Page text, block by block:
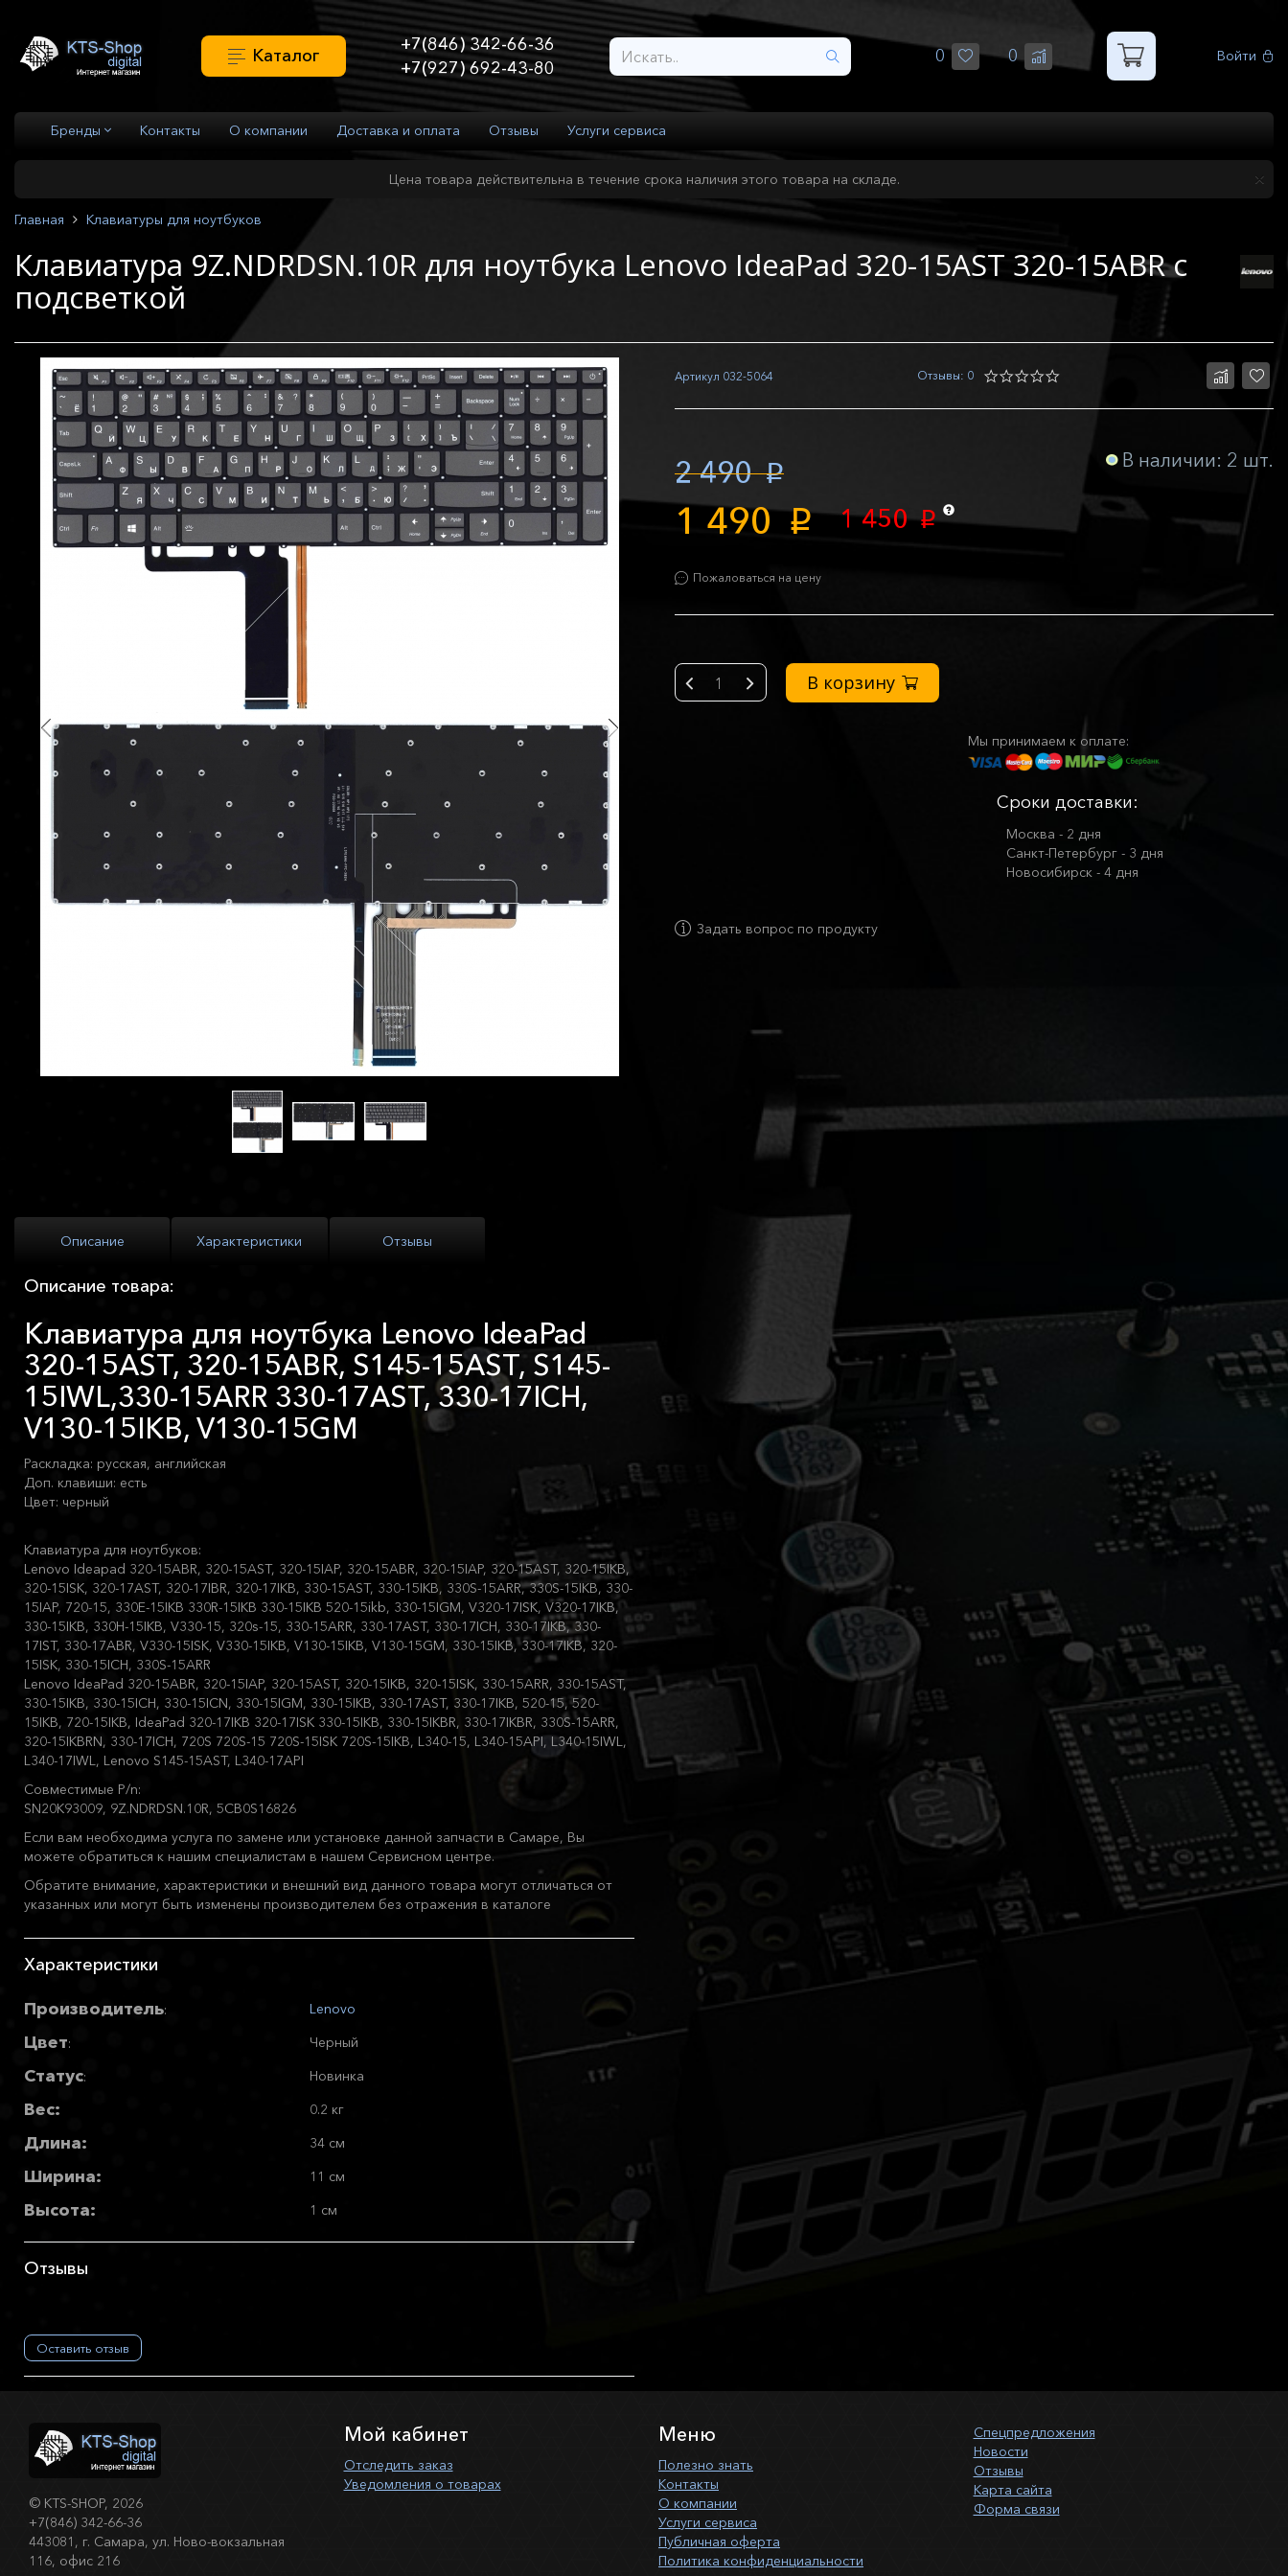
Каталог
+7(846) 342-66-36
+7(927) 692-43-80
0 0 Войти
Бренды Контакты О компании Доставка и оплата Отзывы Услуги сервиса
Цена товара действительна в течение срока наличия этого товара на складе.
Главная Клавиатуры для ноутбуков
Клавиатура 9Z.NDRDSN.10R для ноутбука Lenovo IdeaPad 320-15AST 320-15ABR с
подсветкой
Артикул 032-5064 Отзывы: 0
2 490 p
1 490 p 1 450p
Пожаловаться на цену
В наличии: 2 шт.
- + В корзину
Мы принимаем к оплате:
Сроки доставки:
Москва - 2 дня
Санкт-Петербург - 3 дня
Новосибирск - 4 дня
Задать вопрос по продукту
Описание Характеристики Отзывы
Описание товара:
Клавиатура для ноутбука Lenovo IdeaPad
320-15AST, 320-15ABR, S145-15AST, S145-
15IWL,330-15ARR 330-17AST, 330-17ICH,
V130-15IKB, V130-15GM
Раскладка: русская, английская
Доп. клавиши: есть
Цвет: черный
Клавиатура для ноутбуков:
Lenovo Ideapad 320-15ABR, 320-15AST, 320-15IAP, 320-15ABR, 320-15IAP, 320-15AST, 320-15IKB,
320-15ISK, 320-17AST, 320-17IBR, 320-17IKB, 330-15AST, 330-15IKB, 330S-15ARR, 330S-15IKB, 330-
15IAP, 720-15, 330E-15IKB 330R-15IKB 330-15IKB 520-15ikb, 330-15IGM, V320-17ISK, V320-17IKB,
330-15IKB, 330H-15IKB, V330-15, 320s-15, 330-15ARR, 330-17AST, 330-17ICH, 330-17IKB, 330-
17IST, 330-17ABR, V330-15ISK, V330-15IKB, V130-15IKB, V130-15GM, 330-15IKB, 330-17IKB, 320-
15ISK, 330-15ICH, 330S-15ARR
Lenovo IdeaPad 320-15ABR, 320-15IAP, 320-15AST, 320-15IKB, 320-15ISK, 330-15ARR, 330-15AST,
330-15IKB, 330-15ICH, 330-15ICN, 330-15IGM, 330-15IKB, 330-17AST, 330-17IKB, 520-15, 520-
15IKB, 720-15IKB, IdeaPad 320-17IKB 320-17ISK 330-15IKB, 330-15IKBR, 330-17IKBR, 330S-15ARR,
320-15IKBRN, 330-17ICH, 720S 720S-15 720S-15ISK 720S-15IKB, L340-15, L340-15API, L340-15IWL,
L340-17IWL, Lenovo S145-15AST, L340-17API
Совместимые P/n:
SN20K93009, 9Z.NDRDSN.10R, 5CB0S16826
Если вам необходима услуга по замене или установке данной запчасти в Самаре, Вы
можете обратиться к нашим специалистам в нашем Сервисном центре.
Обратите внимание, характеристики и внешний вид данного товара могут отличаться от
указанных или могут быть изменены производителем без отражения в каталоге
Характеристики
Производитель: Lenovo
Цвет: Черный
Статус: Новинка
Вес: 0.2 кг
Длина: 34 см
Ширина: 11 см
Высота: 1 см
Отзывы
Оставить отзыв
© KTS-SHOP, 2026
+7(846) 342-66-36
443081, г. Самара, ул. Ново-вокзальная
116, офис 216
Мой кабинет
Отследить заказ
Уведомления о товарах
Меню
Полезно знать
Контакты
О компании
Услуги сервиса
Публичная оферта
Политика конфиденциальности
Спецпредложения
Новости
Отзывы
Карта сайта
Форма связи